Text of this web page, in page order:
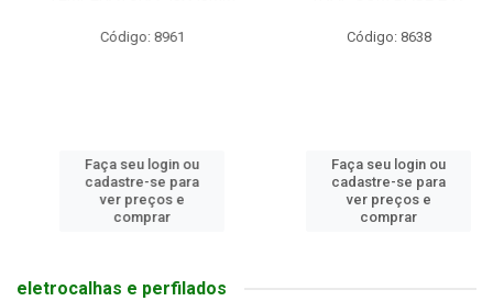
Código: 8961
Faça seu login ou
cadastre-se para
ver preços e
comprar
Código: 8638
Faça seu login ou
cadastre-se para
ver preços e
comprar
eletrocalhas e perfilados